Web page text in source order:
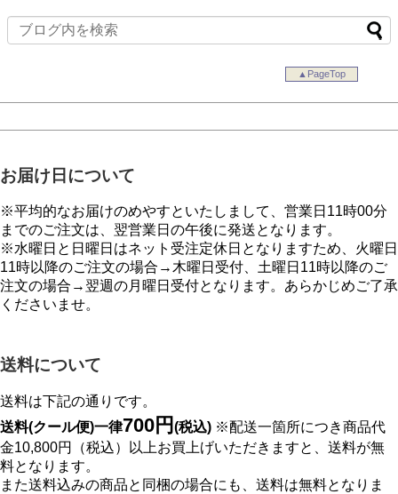
▲PageTop
お届け日について
※平均的なお届けのめやすといたしまして、営業日11時00分
までのご注文は、翌営業日の午後に発送となります。
※水曜日と日曜日はネット受注定休日となりますため、火曜日
11時以降のご注文の場合→木曜日受付、土曜日11時以降のご
注文の場合→翌週の月曜日受付となります。あらかじめご了承
くださいませ。
送料について
送料は下記の通りです。
送料(クール便)一律700円 (税込) ※配送一箇所につき商品代
金10,800円（税込）以上お買上げいただきますと、送料が無
料となります。
また送料込みの商品と同梱の場合にも、送料は無料となりま